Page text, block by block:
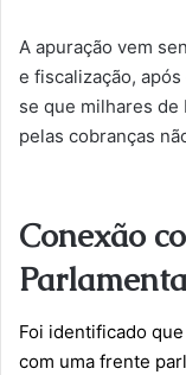
A apuração vem
e fiscalização,
se que milhares
pelas cobranças
Conexão
Foi identificado
com uma frente